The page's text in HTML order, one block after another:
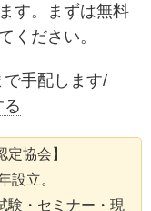
す。まずは無料
ください。
手配します/
協会】
設立。
験・セミナー・現